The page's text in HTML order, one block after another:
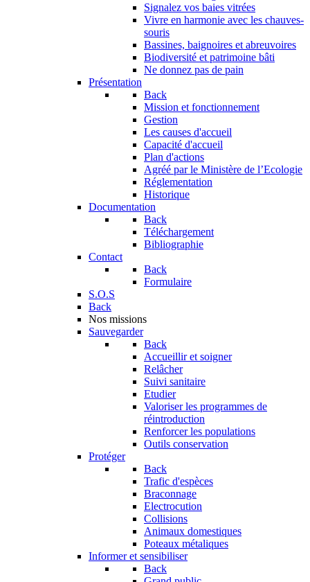
Signalez vos baies vitrées
Vivre en harmonie avec les chauves-
souris
Bassines, baignoires et abreuvoires
Biodiversité et patrimoine bâti
Ne donnez pas de pain
Présentation
Back
Mission et fonctionnement
Gestion
Les causes d'accueil
Capacité d'accueil
Plan d'actions
Agréé par le Ministère de l’Ecologie
Réglementation
Historique
Documentation
Back
Téléchargement
Bibliographie
Contact
Back
Formulaire
S.O.S
Back
Nos missions
Sauvegarder
Back
Accueillir et soigner
Relâcher
Suivi sanitaire
Etudier
Valoriser les programmes de
réintroduction
Renforcer les populations
Outils conservation
Protéger
Back
Trafic d'espèces
Braconnage
Electrocution
Collisions
Animaux domestiques
Poteaux métaliques
Informer et sensibiliser
Back